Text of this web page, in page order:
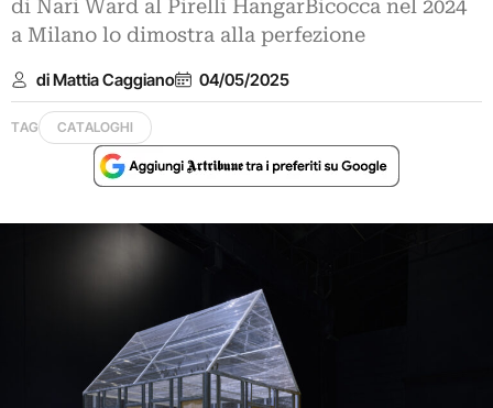
di Nari Ward al Pirelli HangarBicocca nel 2024
a Milano lo dimostra alla perfezione
di Mattia Caggiano 04/05/2025
TAG CATALOGHI